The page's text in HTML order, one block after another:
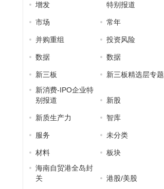
增发
特别报道
市场 常年
并购重组 投资风险
数据 数据
新三板
新三板精选层专题
新消费-IPO企业特
别报道
新股
新质生产力 智库
服务 未分类
材料
板块
海南自贸港全岛封
关
港股/美股